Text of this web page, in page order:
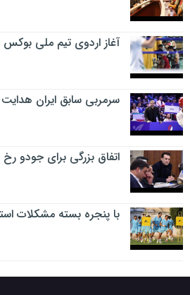
آغاز اردوی تیم ملی بوکس
سرمربی سابق ایران
اتفاق بزرگی برای جودو
با پنجره بسته مشکلات